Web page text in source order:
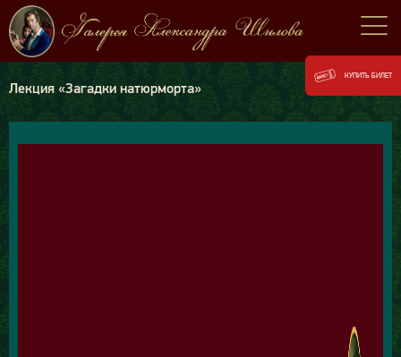
Лекция «Загадки натюрморта»
КУПИТЬ БИЛЕТ